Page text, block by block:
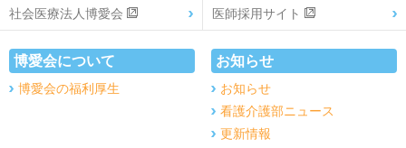
社会医療法人博愛会 医師採用サイト
博愛会について
博愛会の福利厚生
お知らせ
お知らせ
看護介護部ニュース
更新情報